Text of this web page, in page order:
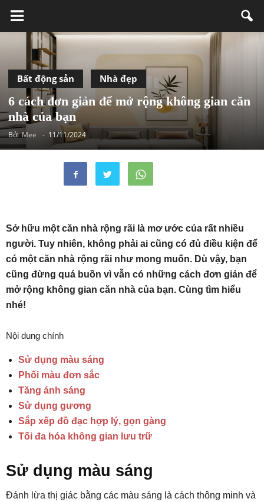
Bất động sản Nhà đẹp
6 cách đơn giản để mở rộng không gian căn
nhà của bạn
BởiMee - 11/11/2024
Sở hữu một căn nhà rộng rãi là mơ ước của rất nhiều
người. Tuy nhiên, không phải ai cũng có đủ điều kiện để
có một căn nhà rộng rãi như mong muốn. Dù vậy, bạn
cũng đừng quá buồn vì vẫn có những cách đơn giản để
mở rộng không gian căn nhà của bạn. Cùng tìm hiểu
nhé!
Nội dung chính
Sử dụng màu sáng
Phối màu đơn sắc
Tăng ánh sáng
Sử dụng gương
Sắp xếp đồ đạc hợp lý, gọn gàng
Tối đa hóa không gian lưu trữ
Sử dụng màu sáng
Đánh lừa thị giác bằng các màu sáng là cách thông minh và